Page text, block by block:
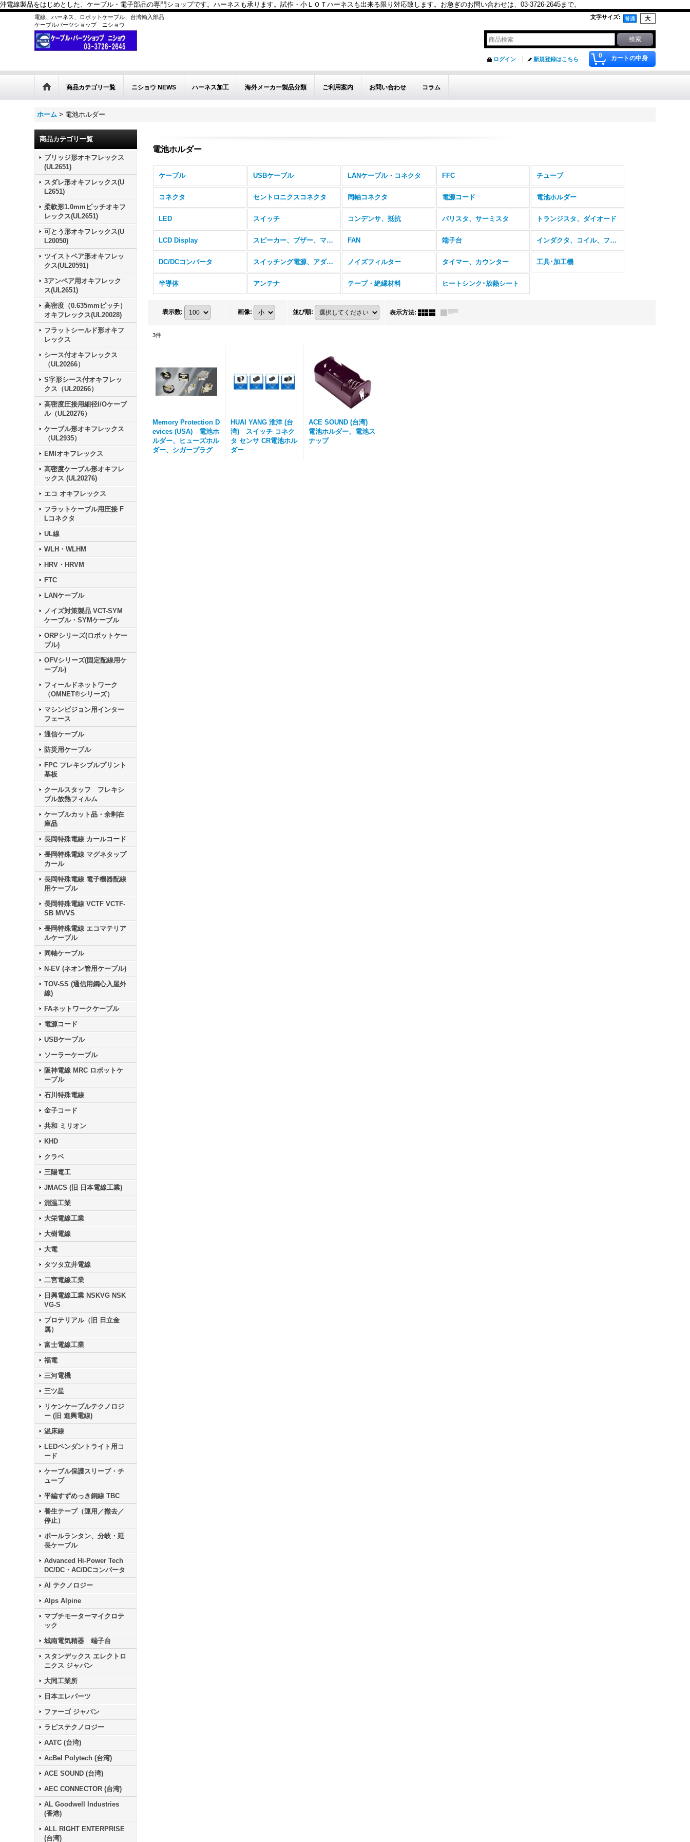
沖電線製品をはじめとした、ケーブル・電子部品の専門ショップです。ハーネスも承ります。試作・小ＬＯＴハーネスも出来る限り対応致します。お急ぎのお問い合わせは、03-3726-2645まで。
電線、ハーネス、ロボットケーブル、台湾輸入部品
ケーブルパーツショップ ニショウ
文字サイズ:
0 カートの中身
ログイン 新規登録はこちら
商品カテゴリ一覧 ニショウ NEWS ハーネス加工 海外メーカー製品分類 ご利用案内 お問い合わせ コラム
ホーム > 電池ホルダー
商品カテゴリ一覧
ブリッジ形オキフレックス
(UL2651)
スダレ形オキフレックス(U
L2651)
柔軟形1.0mmピッチオキフ
レックス(UL2651)
可とう形オキフレックス(U
L20050)
ツイストペア形オキフレッ
クス(UL20591)
3アンペア用オキフレック
ス(UL2651)
高密度（0.635mmピッチ）
オキフレックス(UL20028)
フラットシールド形オキフ
レックス
シース付オキフレックス
（UL20266）
S字形シース付オキフレッ
クス（UL20266）
高密度圧接用細径I/Oケーブ
ル（UL20276）
ケーブル形オキフレックス
（UL2935）
EMIオキフレックス
高密度ケーブル形オキフレ
ックス (UL20276)
エコ オキフレックス
フラットケーブル用圧接 F
Lコネクタ
UL線
WLH・WLHM
HRV・HRVM
FTC
LANケーブル
ノイズ対策製品 VCT-SYM
ケーブル・SYMケーブル
ORPシリーズ(ロボットケー
ブル)
OFVシリーズ(固定配線用ケ
ーブル)
フィールドネットワーク
（OMNET®シリーズ）
マシンビジョン用インター
フェース
通信ケーブル
防災用ケーブル
FPC フレキシブルプリント
基板
クールスタッフ フレキシ
ブル放熱フィルム
ケーブルカット品・余剰在
庫品
長岡特殊電線 カールコード
長岡特殊電線 マグネタップ
カール
長岡特殊電線 電子機器配線
用ケーブル
長岡特殊電線 VCTF VCTF-
SB MVVS
長岡特殊電線 エコマテリア
ルケーブル
同軸ケーブル
N-EV (ネオン管用ケーブル)
TOV-SS (通信用鋼心入屋外
線)
FAネットワークケーブル
電源コード
USBケーブル
ソーラーケーブル
阪神電線 MRC ロボットケ
ーブル
石川特殊電線
金子コード
共和 ミリオン
KHD
クラベ
三陽電工
JMACS (旧 日本電線工業)
測温工業
大栄電線工業
大樹電線
大電
タツタ立井電線
二宮電線工業
日興電線工業 NSKVG NSK
VG-S
プロテリアル（旧 日立金
属）
富士電線工業
福電
三河電機
三ツ星
リケンケーブルテクノロジ
ー (旧 進興電線)
温床線
LEDペンダントライト用コ
ード
ケーブル保護スリーブ・チ
ューブ
平編すずめっき銅線 TBC
養生テープ（運用／撤去／
停止）
ポールランタン、分岐・延
長ケーブル
Advanced Hi-Power Tech
DC/DC・AC/DCコンバータ
AI テクノロジー
Alps Alpine
マブチモーターマイクロテ
ック
城南電気精器 端子台
スタンデックス エレクトロ
ニクス ジャパン
大同工業所
日本エレパーツ
ファーゴ ジャパン
ラピステクノロジー
AATC (台湾)
AcBel Polytech (台湾)
ACE SOUND (台湾)
AEC CONNECTOR (台湾)
AL Goodwell Industries
(香港)
ALL RIGHT ENTERPRISE
(台湾)
電池ホルダー
ケーブル USBケーブル LANケーブル・コネクタ FFC チューブ
コネクタ セントロニクスコネクタ 同軸コネクタ 電源コード 電池ホルダー
LED スイッチ コンデンサ、抵抗 バリスタ、サーミスタ トランジスタ、ダイオード
LCD Display スピーカー、ブザー、マイク FAN 端子台 インダクタ、コイル、フェライトコア
DC/DCコンバータ スイッチング電源、アダプタ ノイズフィルター タイマー、カウンター 工具･加工機
半導体 アンテナ テープ・絶縁材料 ヒートシンク･放熱シート
表示数: 画像: 並び順: 表示方法:
3件
Memory Protection D
evices (USA) 電池ホ
ルダー、ヒューズホル
ダー、シガープラグ
HUAI YANG 淮洋 (台
湾) スイッチ コネク
タ センサ CR電池ホル
ダー
ACE SOUND (台湾)
電池ホルダー、電池ス
ナップ